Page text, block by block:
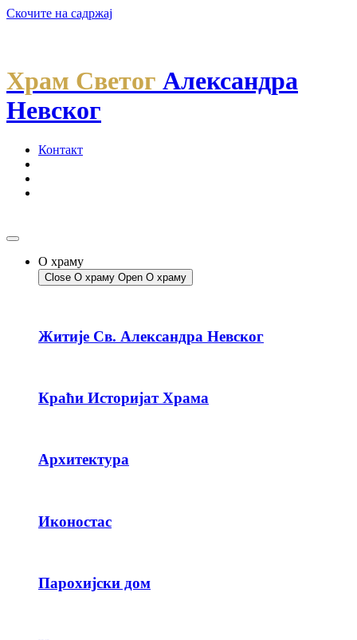
Скочите на садржај
Храм Светог Александра
Невског
Контакт
О храму
Close О храму Open О храму
Житије Св. Александра Невског
Краћи Историјат Храма
Архитектура
Иконостас
Парохијски дом